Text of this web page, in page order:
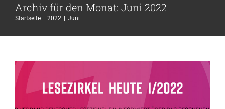
Archiv für den Monat: Juni 2022
Startseite 2022 Juni